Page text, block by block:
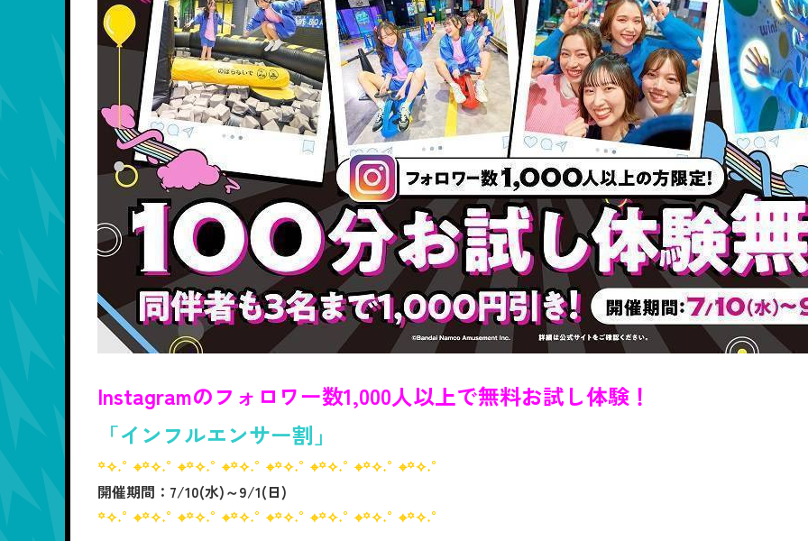
Instagramのフォロワー数1,000人以上で無料お試し体験！
「インフルエンサー割」
꙳✧˖°⌖꙳✧˖°⌖꙳✧˖°⌖꙳✧˖°⌖꙳✧˖°⌖꙳✧˖°⌖꙳✧˖°⌖꙳✧˖°
開催期間：7/10(水)～9/1(日)
꙳✧˖°⌖꙳✧˖°⌖꙳✧˖°⌖꙳✧˖°⌖꙳✧˖°⌖꙳✧˖°⌖꙳✧˖°⌖꙳✧˖°